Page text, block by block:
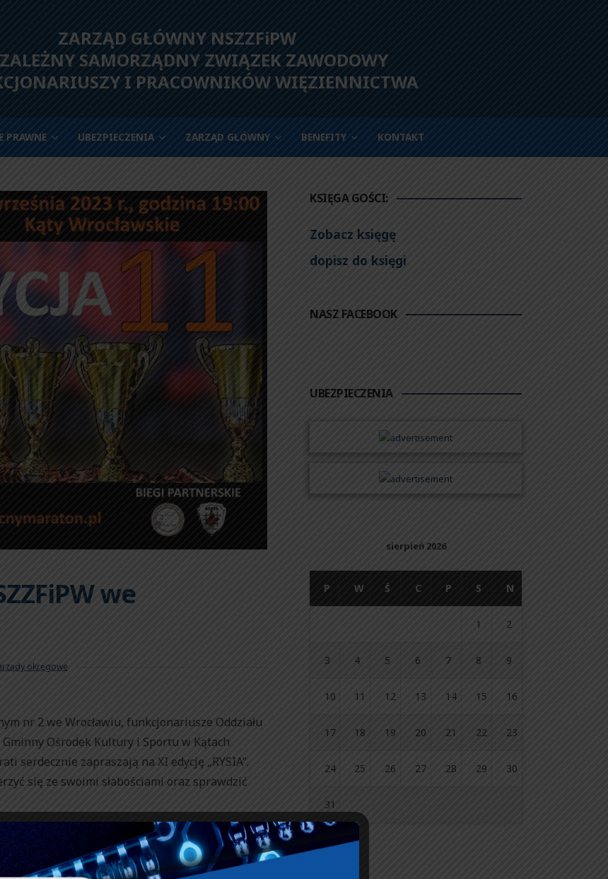
GŁÓWNY NSZZFiPW
SAMORZĄDNY ZWIĄZEK ZAWODOWY
I PRACOWNIKÓW WIĘZIENNICTWA
PRAWNE UBEZPIECZENIA ZARZĄD GŁÓWNY BENEFITY KONTAKT
we
okręgowe
nr 2 we Wrocławiu, funkcjonariusze Oddziału
Ośrodek Kultury i Sportu w Kątach
serdecznie zapraszają na XI edycję „RYSIA”.
się ze swoimi słabościami oraz sprawdzić
Uczestnicy będą musieli wykazać się
poddane próbie na ukrytych punktach
KSIĘGA GOŚCI:
Zobacz księgę
dopisz do księgi
NASZ FACEBOOK
UBEZPIECZENIA
sierpień 2026
P W Ś C P S N
1 2
3 4 5 6 7 8 9
10 11 12 13 14 15 16
17 18 19 20 21 22 23
24 25 26 27 28 29 30
31